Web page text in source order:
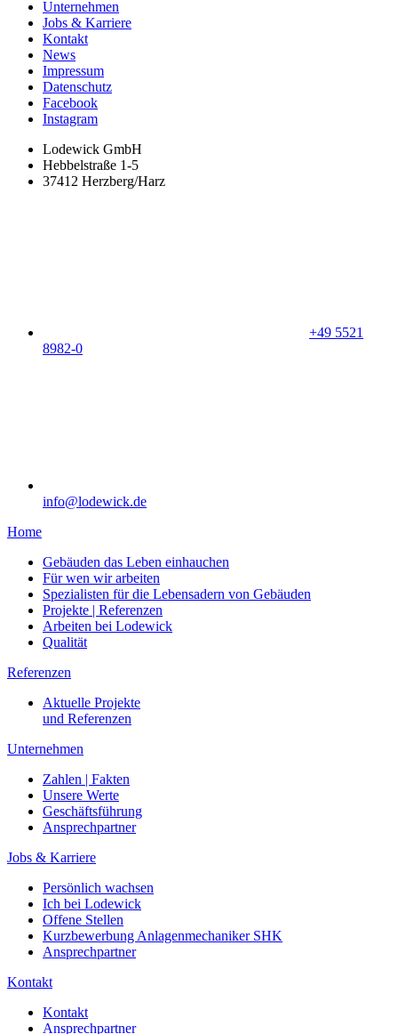
Unternehmen
Jobs & Karriere
Kontakt
News
Impressum
Datenschutz
Facebook
Instagram
Lodewick GmbH
Hebbelstraße 1-5
37412 Herzberg/Harz
+49 5521
8982-0
info@lodewick.de
Home
Gebäuden das Leben einhauchen
Für wen wir arbeiten
Spezialisten für die Lebensadern von Gebäuden
Projekte | Referenzen
Arbeiten bei Lodewick
Qualität
Referenzen
Aktuelle Projekte
und Referenzen
Unternehmen
Zahlen | Fakten
Unsere Werte
Geschäftsführung
Ansprechpartner
Jobs & Karriere
Persönlich wachsen
Ich bei Lodewick
Offene Stellen
Kurzbewerbung Anlagenmechaniker SHK
Ansprechpartner
Kontakt
Kontakt
Ansprechpartner